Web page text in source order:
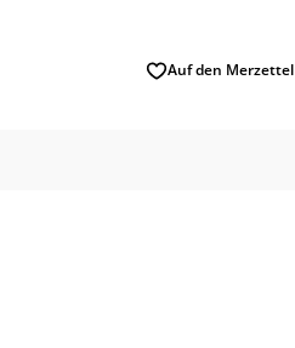
Auf den Merzettel